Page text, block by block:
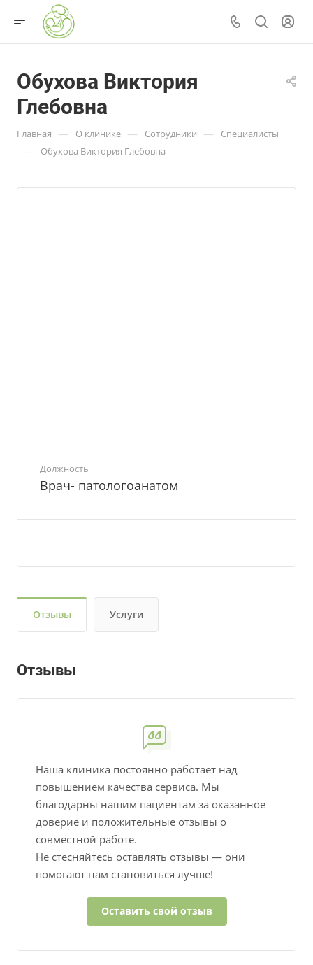
Обухова Виктория
Глебовна
Главная — О клинике — Сотрудники — Специалисты
— Обухова Виктория Глебовна
Должность
Врач- патологоанатом
Отзывы Услуги
Отзывы
Наша клиника постоянно работает над
повышением качества сервиса. Мы
благодарны нашим пациентам за оказанное
доверие и положительные отзывы о
совместной работе.
Не стесняйтесь оставлять отзывы — они
помогают нам становиться лучше!
Оставить свой отзыв